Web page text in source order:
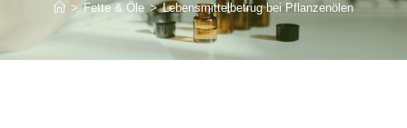
> Fette & Öle > Lebensmittelbetrug bei Pflanzenölen